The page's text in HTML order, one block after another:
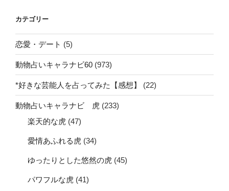
カテゴリー
恋愛・デート (5)
動物占いキャラナビ60 (973)
*好きな芸能人を占ってみた【感想】 (22)
動物占いキャラナビ 虎 (233)
楽天的な虎 (47)
愛情あふれる虎 (34)
ゆったりとした悠然の虎 (45)
パワフルな虎 (41)